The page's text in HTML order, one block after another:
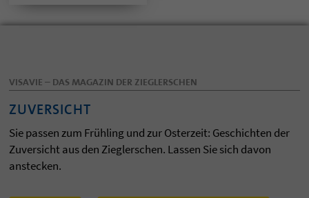
VISAVIE – DAS MAGAZIN DER ZIEGLERSCHEN
ZUVERSICHT
Sie passen zum Frühling und zur Osterzeit: Geschichten der
Zuversicht aus den Zieglerschen. Lassen Sie sich davon
anstecken.